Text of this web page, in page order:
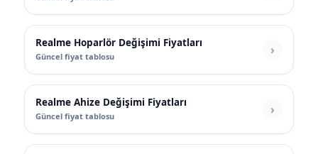
Realme Hoparlör Değişimi Fiyatları
Güncel fiyat tablosu
Realme Ahize Değişimi Fiyatları
Güncel fiyat tablosu